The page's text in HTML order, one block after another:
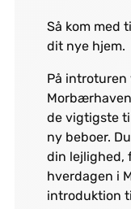
Så kom med
dit nye hjem.
På
de vigtigste
ny beboer.
din lejlighed,
hverdagen i
introduktion